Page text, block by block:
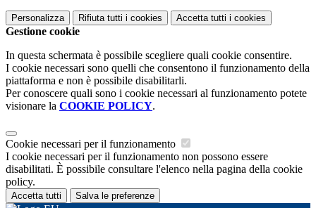
Personalizza Rifiuta tutti i cookies Accetta tutti i cookies
Gestione cookie
In questa schermata è possibile scegliere quali cookie consentire.
I cookie necessari sono quelli che consentono il funzionamento della
piattaforma e non è possibile disabilitarli.
Per conoscere quali sono i cookie necessari al funzionamento potete
visionare la COOKIE POLICY.
Cookie necessari per il funzionamento
I cookie necessari per il funzionamento non possono essere
disabilitati. È possibile consultare l'elenco nella pagina della cookie
policy.
Accetta tutti Salva le preferenze